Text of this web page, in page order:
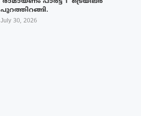
‘രാമായണം പാർട്ട് 1’ ട്രെയിലർ
പുറത്തിറങ്ങി.
July 30, 2026